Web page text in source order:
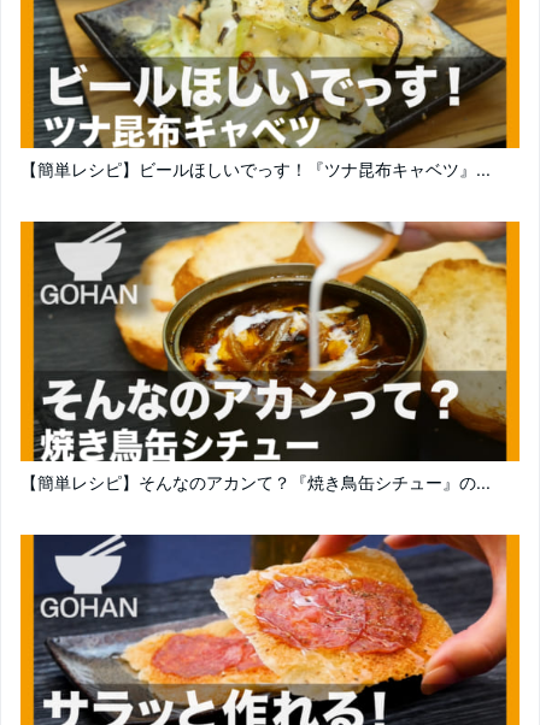
【簡単レシピ】ビールほしいでっす！『ツナ昆布キャベツ』...
【簡単レシピ】そんなのアカンて？『焼き鳥缶シチュー』の...